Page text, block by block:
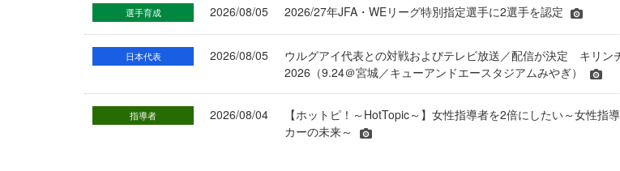
選手育成 2026/08/05 2026/27年JFA・WEリーグ特別指定選手に2選手を認定
日本代表 2026/08/05
ウルグアイ代表との対戦およびテレビ放送／配信が決定 キリン
2026（9.24＠宮城／キューアンドエースタジアムみやぎ）
指導者 2026/08/04
【ホットピ！～HotTopic～】女性指導者を2倍にしたい～女性指
カーの未来～